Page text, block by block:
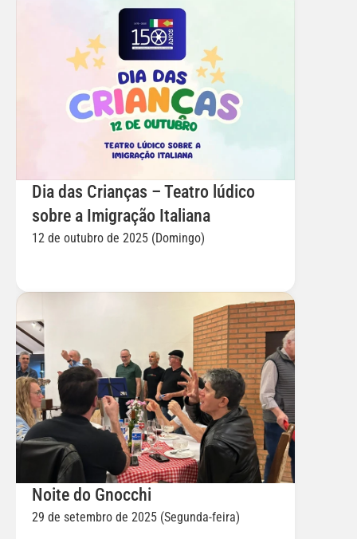
Dia das Crianças – Teatro lúdico
sobre a Imigração Italiana
12 de outubro de 2025 (Domingo)
Noite do Gnocchi
29 de setembro de 2025 (Segunda-feira)